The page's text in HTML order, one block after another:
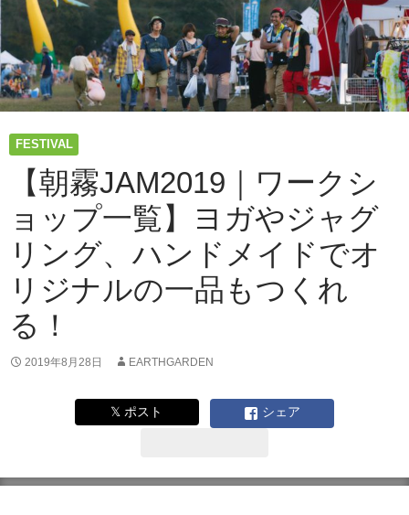
FESTIVAL
【朝霧JAM2019｜ワークシ
ョップ一覧】ヨガやジャグ
リング、ハンドメイドでオ
リジナルの一品もつくれ
る！
2019年8月28日 EARTHGARDEN
𝕏 ポスト シェア